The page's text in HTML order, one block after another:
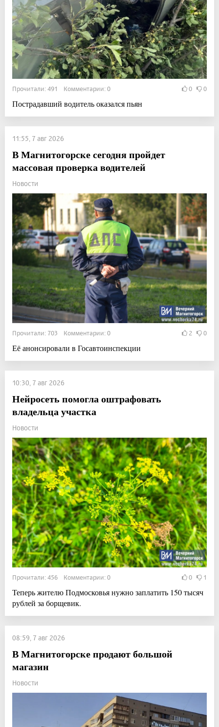
Прочитали: 491 Комментарии: 0 0 0
Пострадавший водитель оказался пьян
11:55, 7 авг 2026
В Магнитогорске сегодня пройдет
массовая проверка водителей
Новости
Прочитали: 703 Комментарии: 0 2 0
Её анонсировали в Госавтоинспекции
10:30, 7 авг 2026
Нейросеть помогла оштрафовать
владельца участка
Новости
Прочитали: 456 Комментарии: 0 0 1
Теперь жителю Подмосковья нужно заплатить 150 тысяч
рублей за борщевик.
08:59, 7 авг 2026
В Магнитогорске продают большой
магазин
Новости